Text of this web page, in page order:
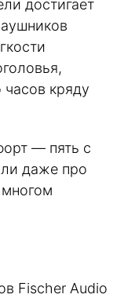
достигает
кряду
— пять с
даже про
Fischer Audio